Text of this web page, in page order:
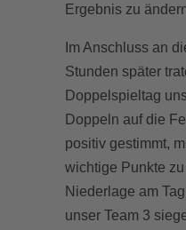
Ergebnis zu
Im Anschluss an
Stunden später
Doppelspieltag
Doppeln auf die
positiv gestimmt,
wichtige Punkte
Niederlage am
unser Team 3